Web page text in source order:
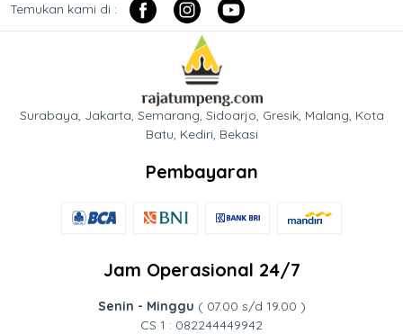
Temukan kami di :
Surabaya, Jakarta, Semarang, Sidoarjo, Gresik, Malang, Kota
Batu, Kediri, Bekasi
Pembayaran
Jam Operasional 24/7
Senin - Minggu ( 07.00 s/d 19.00 )
CS 1 : 082244449942